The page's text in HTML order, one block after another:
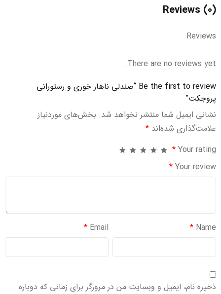
Reviews (0)
Reviews
There are no reviews yet.
Be the first to review “صندلی ناهار خوری و رستورانی
پروجکت”
نشانی ایمیل شما منتشر نخواهد شد. بخش‌های موردنیاز
علامت‌گذاری شده‌اند *
Your rating
*
Your review
*
Name
*
Email
*
ذخیره نام، ایمیل و وبسایت من در مرورگر برای زمانی که دوباره